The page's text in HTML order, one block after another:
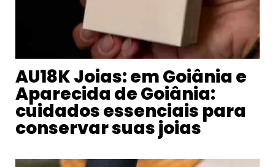
AU18K Joias: em Goiânia e
Aparecida de Goiânia:
cuidados essenciais para
conservar suas joias